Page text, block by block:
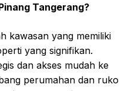
Tangerang?
kawasan yang memiliki
yang signifikan.
dan akses mudah ke
perumahan dan ruko